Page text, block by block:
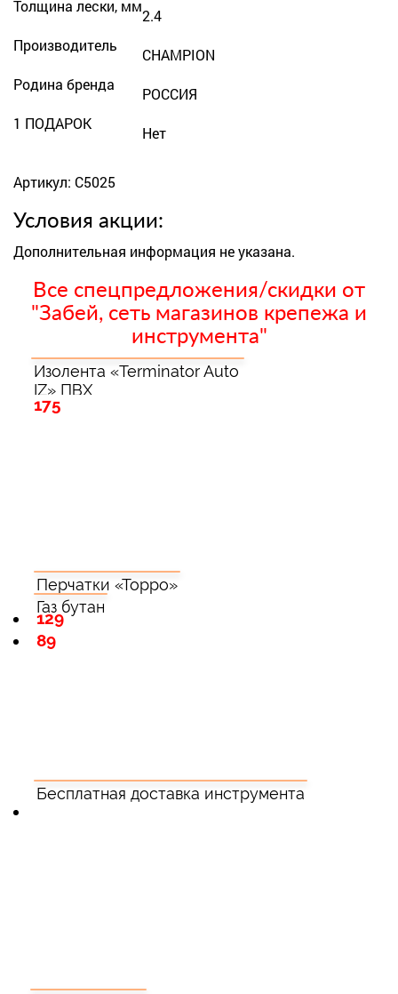
Толщина лески, мм
2.4
Производитель
CHAMPION
Родина бренда
РОССИЯ
1 ПОДАРОК
Нет
Артикул: С5025
Условия акции:
Дополнительная информация не указана.
Все спецпредложения/скидки от
"Забей, сеть магазинов крепежа и
инструмента"
Изолента «Terminator Auto
IZ» ПВХ
175
Газ бутан
89
Перчатки «Торро»
129
Бесплатная доставка инструмента